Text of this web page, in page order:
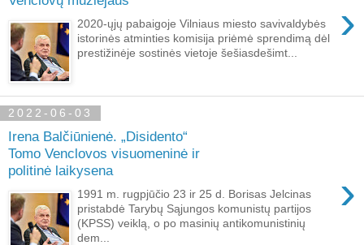
›
2020-ųjų pabaigoje Vilniaus miesto savivaldybės
istorinės atminties komisija priėmė sprendimą dėl
prestižinėje sostinės vietoje šešiasdešimt...
2022-06-03
Irena Balčiūnienė. „Disidento“
Tomo Venclovos visuomeninė ir
politinė laikysena
›
1991 m. rugpjūčio 23 ir 25 d. Borisas Jelcinas
pristabdė Tarybų Sąjungos komunistų partijos
(KPSS) veiklą, o po masinių antikomunistinių
dem...